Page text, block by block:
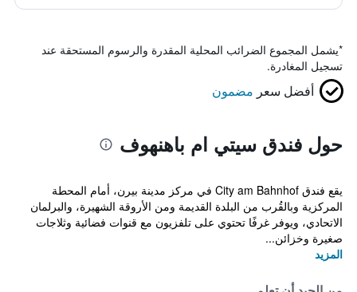
*يشمل المجموع الضرائب المحلية المقدرة والرسوم المستحقة عند
تسجيل المغادرة.
أفضل سعر مضمون
حول فندق سيتي ام باهنهوف
يقع فندق City am Bahnhof في مركز مدينة بيرن، أمام المحطة
المركزية وبالقُرب من البلدة القديمة ومن الأروقة الشهيرة، والبرلمان
الاتحادي، ويوفر غرفًا تحتوي على تلفزيون مع قنوات فضائية وثلاجات
صغيرة وخزائن...
المزيد